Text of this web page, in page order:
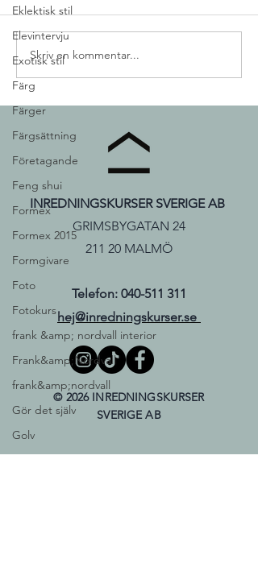
Eklektisk stil
Elevintervju
Exotisk stil
Färg
Färger
Färgsättning
Företagande
Feng shui
Formex
Formex 2015
Formgivare
Foto
Fotokurs
frank &amp; nordvall interior
Frank&amp;Nordvall
frank&amp;nordvall
Gör det själv
Golv
Välj rätt belysning till
matsalen
Skriv en kommentar...
INREDNINGSKURSER SVERIGE AB
GRIMSBYGATAN 24
211 20 MALMÖ
Telefon: 040-511 311
hej@inredningskurser.se
© 2026 INREDNINGSKURSER
SVERIGE AB